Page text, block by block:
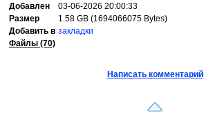
Добавлен
03-06-2026 20:00:33
Размер
1.58 GB (1694066075 Bytes)
Добавить в закладки
Файлы (70)
Написать комментарий